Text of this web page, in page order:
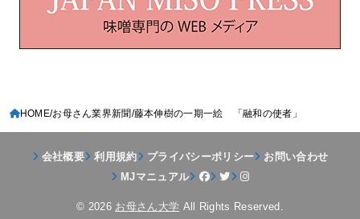
HOME お母さん業界新聞 藤本伸樹の一期一絵 「融和の使者」
会社概要 利用規約 プライバシーポリシー
お問い合わせ
MJマニュアル
© 2026 お母さん大学 All Rights Reserved.